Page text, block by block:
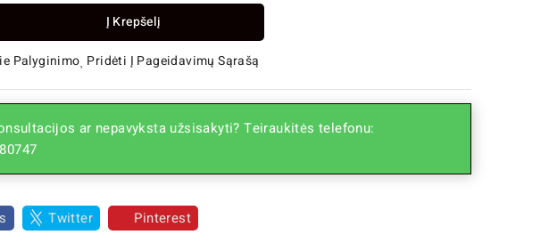
Į Krepšelį
Palyginimo Pridėti Į Pageidavimų Sąrašą
ar nepavyksta užsisakyti? Teiraukitės telefonu:
Twitter Pinterest